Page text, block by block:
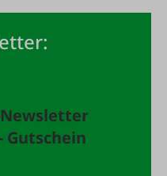
Newsletter
Gutschein